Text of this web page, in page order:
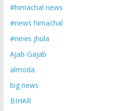
#himachal news
#news himachal
#news jhula
Ajab-Gajab
almoda.
big news
BIHAR